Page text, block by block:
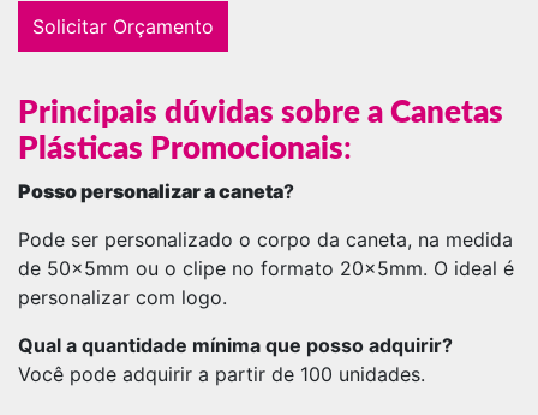
Solicitar Orçamento
Principais dúvidas sobre a Canetas
Plásticas Promocionais:
Posso personalizar a caneta?
Pode ser personalizado o corpo da caneta, na medida
de 50x5mm ou o clipe no formato 20x5mm. O ideal é
personalizar com logo.
Qual a quantidade mínima que posso adquirir?
Você pode adquirir a partir de 100 unidades.